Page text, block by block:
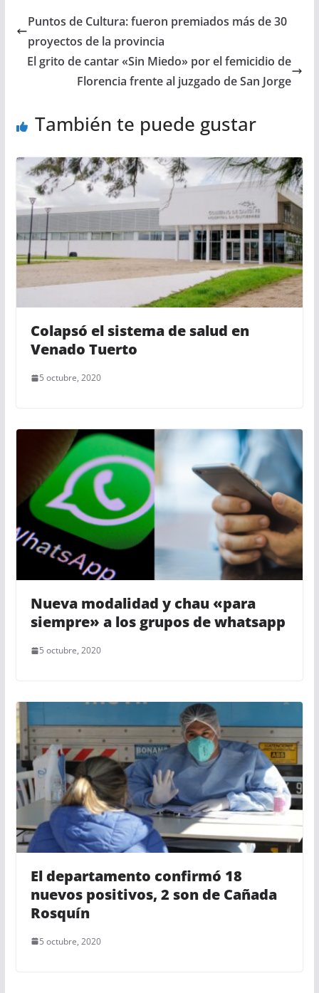
Puntos de Cultura: fueron premiados más de 30
proyectos de la provincia
El grito de cantar «Sin Miedo» por el femicidio de
Florencia frente al juzgado de San Jorge
También te puede gustar
Colapsó el sistema de salud en
Venado Tuerto
5 octubre, 2020
Nueva modalidad y chau «para
siempre» a los grupos de whatsapp
5 octubre, 2020
El departamento confirmó 18
nuevos positivos, 2 son de Cañada
Rosquín
5 octubre, 2020